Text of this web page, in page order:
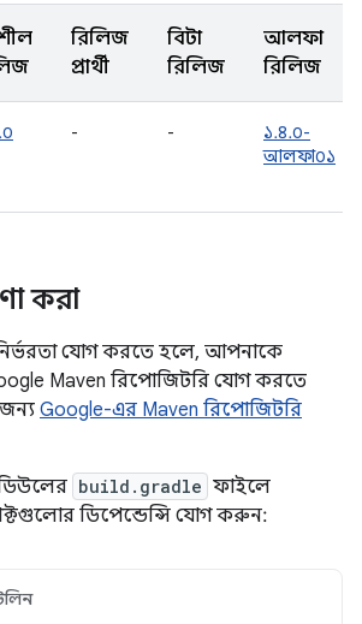
রিলিজ
প্রার্থী
বিটা
রিলিজ
আলফা
রিলিজ
- -
১.৪.০-
আলফা০১
করা
যোগ করতে হলে, আপনাকে
Maven রিপোজিটরি যোগ করতে
Google-এর Maven রিপোজিটরি
build.gradle ফাইলে
ডিপেন্ডেন্সি যোগ করুন: